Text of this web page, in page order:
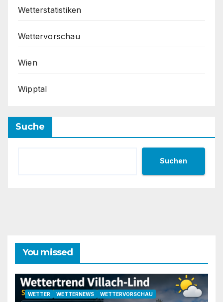
Wetterstatistiken
Wettervorschau
Wien
Wipptal
Suche
Suchen
You missed
WETTER WETTERNEWS WETTERVORSCHAU